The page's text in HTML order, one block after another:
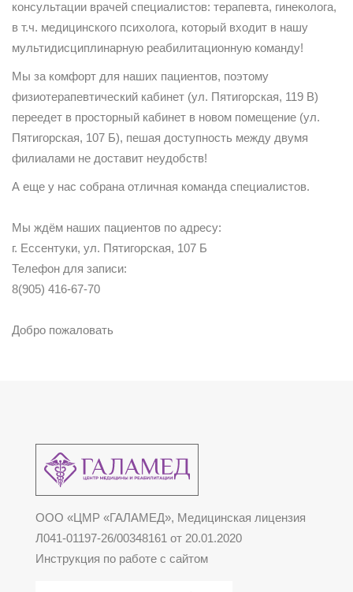
консультации врачей специалистов: терапевта, гинеколога,
в т.ч. медицинского психолога, который входит в нашу
мультидисциплинарную реабилитационную команду!
Мы за комфорт для наших пациентов, поэтому
физиотерапевтический кабинет (ул. Пятигорская, 119 В)
переедет в просторный кабинет в новом помещение (ул.
Пятигорская, 107 Б), пешая доступность между двумя
филиалами не доставит неудобств!
А еще у нас собрана отличная команда специалистов.
Мы ждём наших пациентов по адресу:
г. Ессентуки, ул. Пятигорская, 107 Б
Телефон для записи:
8(905) 416-67-70
Добро пожаловать
ООО «ЦМР «ГАЛАМЕД», Медицинская лицензия
Л041-01197-26/00348161 от 20.01.2020
Инструкция по работе с сайтом